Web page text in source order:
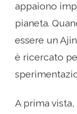
appaiono
pianeta.
essere un
è ricercato
A prima